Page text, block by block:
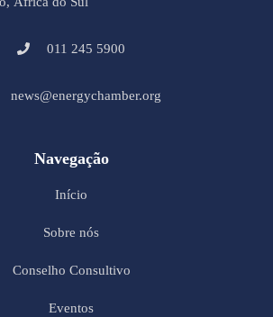
011 245 5900
news@energychamber.org
Navegação
Início
Sobre nós
Conselho Consultivo
Eventos